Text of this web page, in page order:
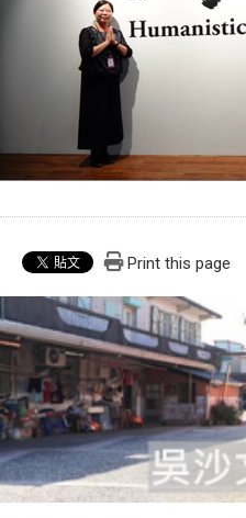
Print this page